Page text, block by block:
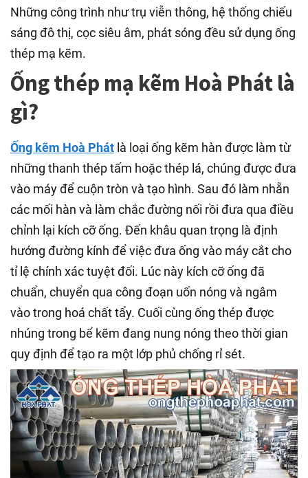
Những công trình như trụ viễn thông, hệ thống chiếu
sáng đô thị, cọc siêu âm, phát sóng đều sử dụng ống
thép mạ kẽm.
Ống thép mạ kẽm Hoà Phát là
gì?
Ống kẽm Hoà Phát là loại ống kẽm hàn được làm từ
những thanh thép tấm hoặc thép lá, chúng được đưa
vào máy để cuộn tròn và tạo hình. Sau đó làm nhẵn
các mối hàn và làm chắc đường nối rồi đưa qua điều
chỉnh lại kích cỡ ống. Đến khâu quan trọng là định
hướng đường kính để việc đưa ống vào máy cắt cho
tỉ lệ chính xác tuyệt đối. Lúc này kích cỡ ống đã
chuẩn, chuyển qua công đoạn uốn nóng và ngâm
vào trong hoá chất tẩy. Cuối cùng ống thép được
nhúng trong bể kẽm đang nung nóng theo thời gian
quy định để tạo ra một lớp phủ chống rỉ sét.